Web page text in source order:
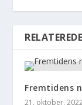
Fremtidens
21. oktober,